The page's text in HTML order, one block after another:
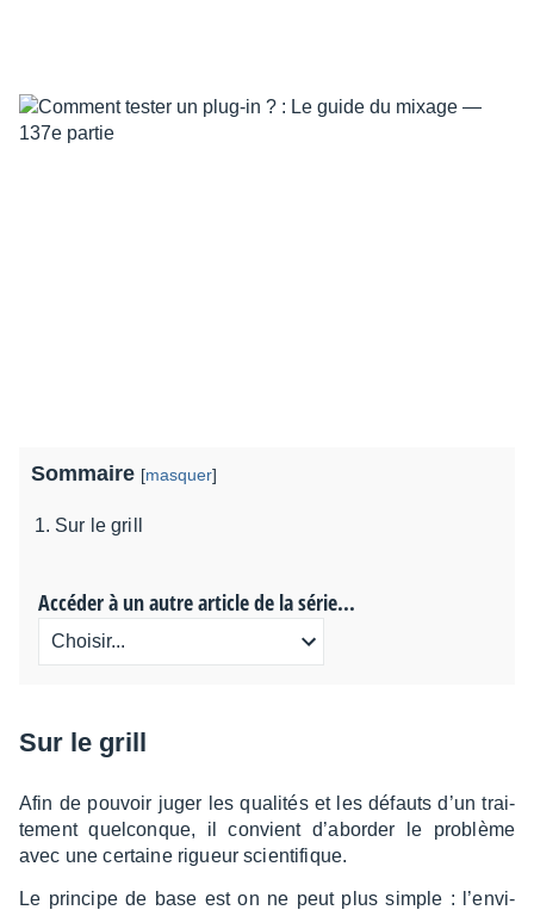
Sommaire [masquer]
Sur le grill
Accéder à un autre article de la série...
Sur le grill
Afin de pouvoir juger les quali­tés et les défauts d’un trai­
te­ment quel­conque, il convient d’abor­der le problème
avec une certaine rigueur scien­ti­fique.
Le prin­cipe de base est on ne peut plus simple : l’en­vi­